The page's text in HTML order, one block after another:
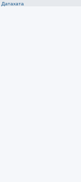
Датахата